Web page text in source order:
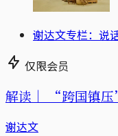
谢达文专栏：说
仅限会员
解读｜ “跨国镇压
谢达文